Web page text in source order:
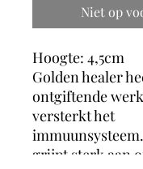
Niet op
Hoogte: 4,5cm
Golden healer
ontgiftende
versterkt het
grijpt sterk aan